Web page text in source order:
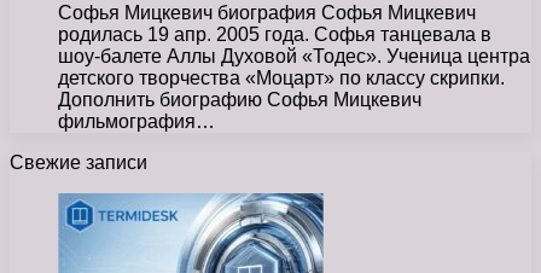
Софья Мицкевич биография Софья Мицкевич
родилась 19 апр. 2005 года. Софья танцевала в
шоу-балете Аллы Духовой «Тодес». Ученица центра
детского творчества «Моцарт» по классу скрипки.
Дополнить биографию Софья Мицкевич
фильмография…
Свежие записи